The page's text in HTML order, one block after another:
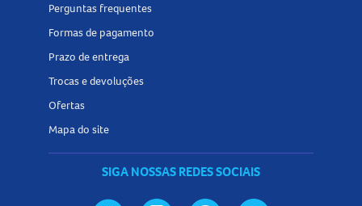
Perguntas frequentes
Formas de pagamento
Prazo de entrega
Trocas e devoluções
Ofertas
Mapa do site
SIGA NOSSAS REDES SOCIAIS